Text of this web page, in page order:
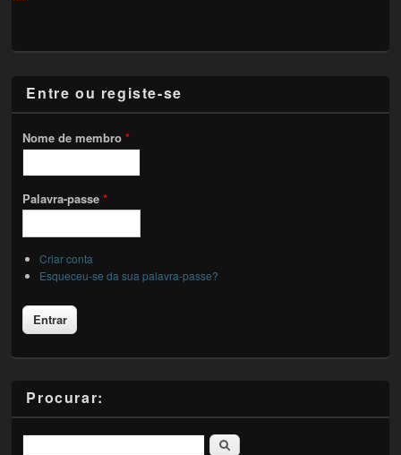
Entre ou registe-se
Nome de membro*
Palavra-passe*
Criar conta
Esqueceu-se da sua palavra-passe?
Procurar:
Pesquisar